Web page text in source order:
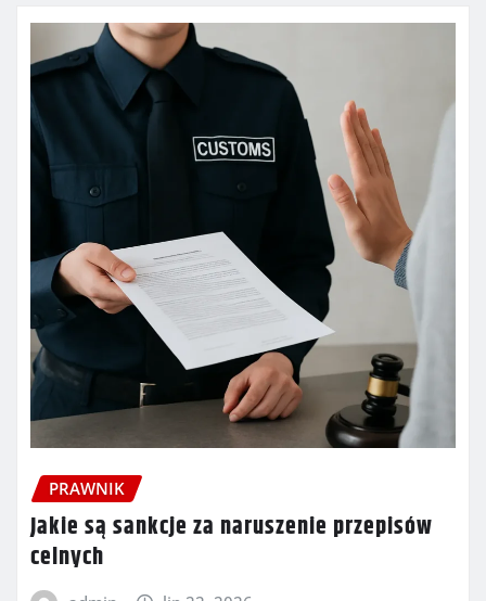
PRAWNIK
Jakie są sankcje za naruszenie przepisów
celnych